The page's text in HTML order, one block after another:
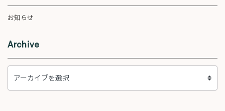
お知らせ
Archive